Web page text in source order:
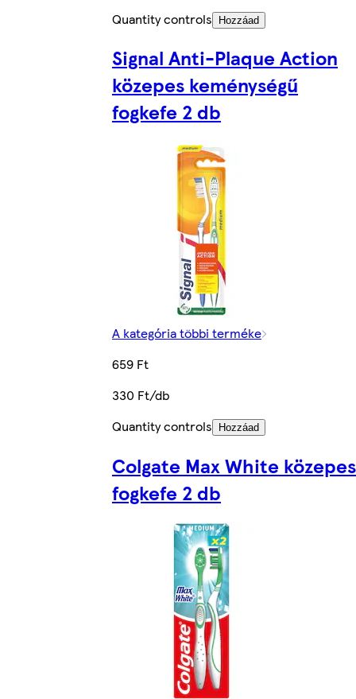
Quantity controls Hozzáad
Signal Anti-Plaque Action
közepes keménységű
fogkefe 2 db
A kategória többi terméke
659 Ft
330 Ft/db
Quantity controls
Hozzáad
Colgate Max White közepes
fogkefe 2 db